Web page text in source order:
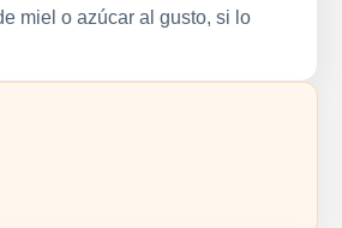
miel o azúcar al gusto, si lo